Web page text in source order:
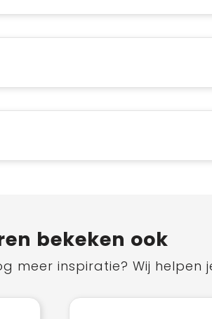
bekeken ook
meer inspiratie? Wij helpen